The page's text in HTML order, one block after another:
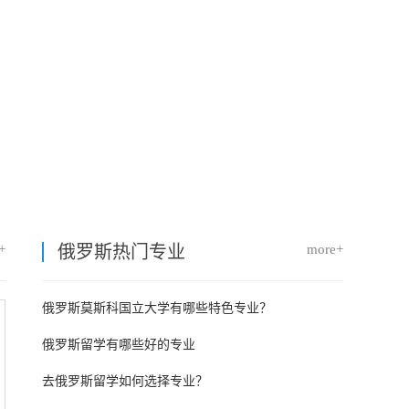
俄罗斯热门专业 more+
俄罗斯莫斯科国立大学有哪些特色专业？
俄罗斯留学有哪些好的专业
去俄罗斯留学如何选择专业？